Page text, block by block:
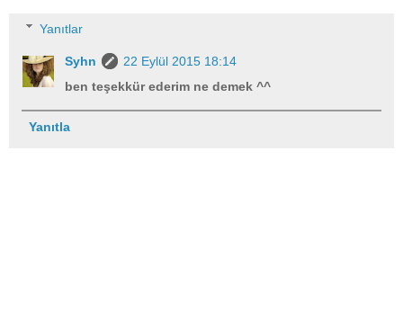
Yanıtlar
Syhn
22 Eylül 2015 18:14
ben teşekkür ederim ne demek ^^
Yanıtla